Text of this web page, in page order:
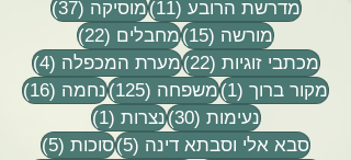
מדרשת הרובע (11) 11 פוסטים
מוסיקה (37)
37 פוסטים
מורשה (15) 15 פוסטים
מחבלים (22)
22 פוסטים
מכתבי זוגיות (22) 22 פוסטים
מערת המכפלה (4)
4 פוסטים
מקור ברוך (1) פוסט 1
משפחה (125) 125 פוסטים
נחמה (16)
16 פוסטים
נעימות (30) 30 פוסטים
נצרות (1)
פוסט 1
סבא אלי וסבתא דינה (5) 5 פוסטיםסוכות (5)
5 פוסטים